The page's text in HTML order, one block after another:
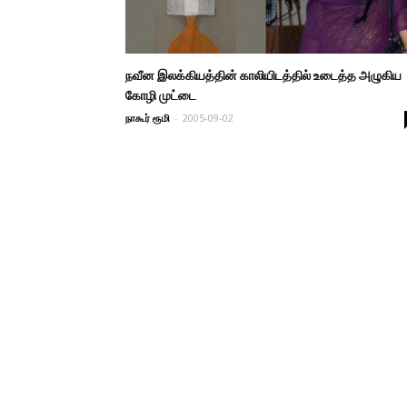
நவீன இலக்கியத்தின் காலியிடத்தில் உடைத்த அழுகிய
கோழி முட்டை
நாகூர் ரூமி - 2005-09-02